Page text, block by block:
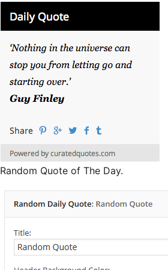
Random Quote of The Day.